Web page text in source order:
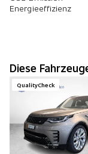
Energieeffizienz
Diese
QualityCheck